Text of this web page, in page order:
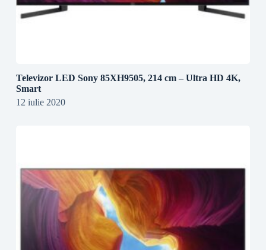
Televizor LED Sony 85XH9505, 214 cm – Ultra HD 4K,
Smart
12 iulie 2020